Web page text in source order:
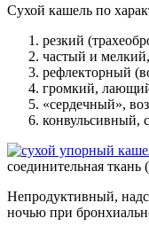
Сухой кашель по
резкий
частый и
рефлекторный
громкий,
«сердечный»,
конвульсивный,
соединительная
Непродуктивный,
ночью при